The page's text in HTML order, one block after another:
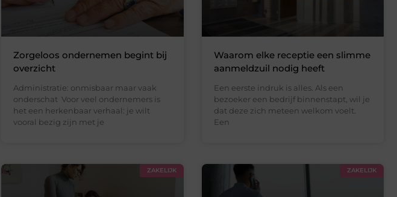
Zorgeloos ondernemen begint bij
overzicht
Administratie: onmisbaar maar vaak
onderschat Voor veel ondernemers is
het een herkenbaar verhaal: je wilt
vooral bezig zijn met je
Waarom elke receptie een slimme
aanmeldzuil nodig heeft
Een eerste indruk is alles. Als een
bezoeker een bedrijf binnenstapt, wil je
dat deze zich meteen welkom voelt.
Een
ZAKELIJK ZAKELIJK